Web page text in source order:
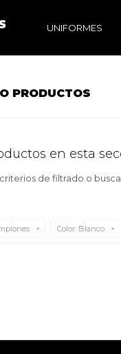
UNIFORMES
PRODUCTOS
en esta
de filtrado o
Color: Blanco